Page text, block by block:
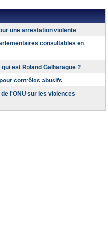
une arrestation violente
consultables en
est Roland Galharague ?
contrôles abusifs
l'ONU sur les violences